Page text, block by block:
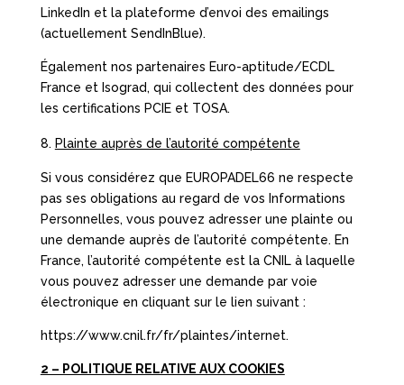
LinkedIn et la plateforme d’envoi des emailings
(actuellement SendInBlue).
Également nos partenaires Euro-aptitude/ECDL
France et Isograd, qui collectent des données pour
les certifications PCIE et TOSA.
Plainte auprès de l’autorité compétente
Si vous considérez que EUROPADEL66 ne respecte
pas ses obligations au regard de vos Informations
Personnelles, vous pouvez adresser une plainte ou
une demande auprès de l’autorité compétente. En
France, l’autorité compétente est la CNIL à laquelle
vous pouvez adresser une demande par voie
électronique en cliquant sur le lien suivant :
https://www.cnil.fr/fr/plaintes/internet.
2 – POLITIQUE RELATIVE AUX COOKIES